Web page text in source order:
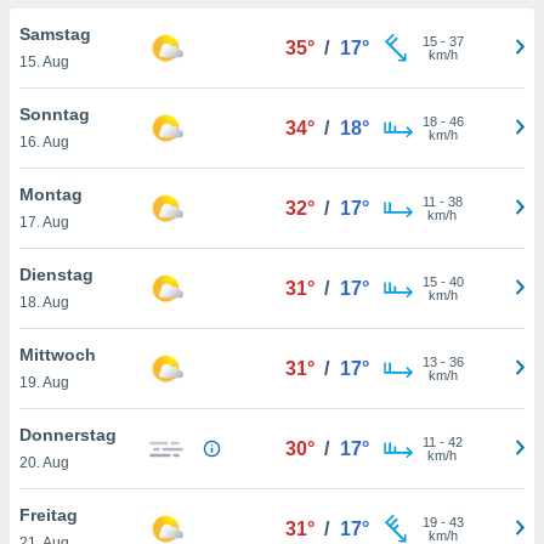
Partner
es uns
verfolgen
Profil zu
Ihnen
Inhalte
Weitere
finden
. Sie
Sie
Rand
Samstag
15. Aug
35° / 17° 15- 37
km/h
Sonntag
16. Aug
34° / 18° 18- 46
km/h
Montag
17. Aug
32° / 17° 11 - 38
km/h
Dienstag
18. Aug
31° / 17° 15- 40
km/h
Mittwoch
19. Aug
31° / 17° 13- 36
km/h
Donnerstag
20. Aug
30° / 17° 11 - 42
km/h
Freitag
31° / 17° 19- 43
km/h